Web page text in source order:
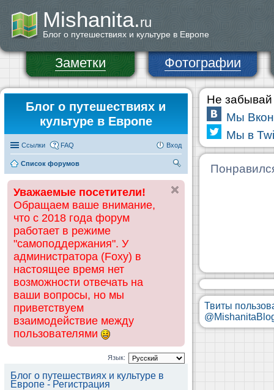
Mishanita.ru
Блог о путешествиях и культуре в Европе
Заметки Фотографии
Блог о путешествиях и
культуре в Европе
Ссылки FAQ Вход
Список форумов
ск
Уважаемые посетители!
Обращаем ваше внимание,
что с 2018 года форум
работает в режиме
"самоподдержания". У
администратора (Foxy) в
настоящее время нет
возможности отвечать на
ваши вопросы, но мы
приветствуем
взаимодействие между
пользователями
Язык:
Блог о путешествиях и культуре в
Европе - Регистрация
Не забывай
Мы
Мы в
Твиты